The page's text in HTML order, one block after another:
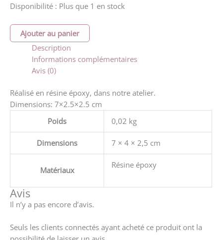
Disponibilité : Plus que 1 en stock
quantité
de
Barrette
cheveux
noire
et
transparente
Ajouter au panier
Description
Informations complémentaires
Avis (0)
Réalisé en résine époxy, dans notre atelier.
Dimensions: 7×2.5×2.5 cm
Poids
0,02 kg
Dimensions 7 × 4 × 2,5 cm
Matériaux
Résine époxy
Avis
Il n’y a pas encore d’avis.
Seuls les clients connectés ayant acheté ce produit ont la